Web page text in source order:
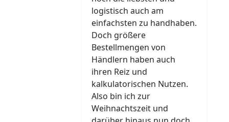
logistisch auch am
einfachsten zu handhaben.
Doch größere
Bestellmengen von
Händlern haben auch
ihren Reiz und
kalkulatorischen Nutzen.
Also bin ich zur
Weihnachtszeit und